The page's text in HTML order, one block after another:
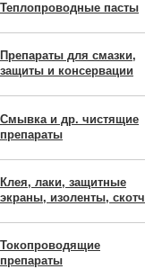
Теплопроводные пасты
Препараты для смазки,
защиты и консервации
Смывка и др. чистящие
препараты
Клея, лаки, защитные
экраны, изоленты, скотч
Токопроводящие
препараты